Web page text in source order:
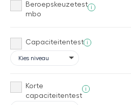
Beroepskeuzetest
mbo
i
Capaciteitentest i
Korte
capaciteitentest
i